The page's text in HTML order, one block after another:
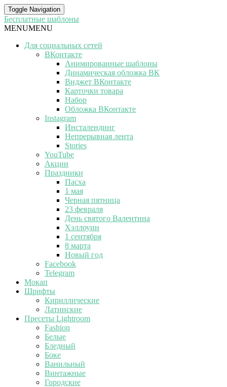
Toggle Navigation
Бесплатные шаблоны
MENUMENU
Для социальных сетей
ВКонтакте
Анимированные шаблоны
Динамическая обложка ВК
Виджет ВКонтакте
Карточки товара
Набор
Обложка ВКонтакте
Instagram
Инсталендинг
Непрерывная лента
Stories
YouTube
Акции
Праздники
Пасха
1 мая
Черная пятница
23 февраля
День святого Валентина
Хэллоуин
1 сентября
8 марта
Новый год
Facebook
Telegram
Мокап
Шрифты
Кириллические
Латинские
Пресеты Lightroom
Fashion
Белые
Бледный
Боке
Ванильный
Винтажные
Городские